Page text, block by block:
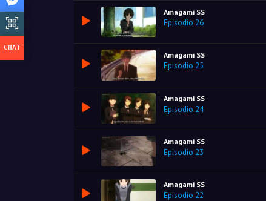
Amagami SS
Episodio 26
Amagami SS
Episodio 25
Amagami SS
Episodio 24
Amagami SS
Episodio 23
Amagami SS
Episodio 22